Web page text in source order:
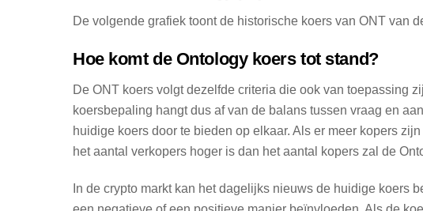
De volgende grafiek toont de historische koers van ONT van
Hoe komt de Ontology koers tot stand?
De ONT koers volgt dezelfde criteria die ook van toepassing
koersbepaling hangt dus af van de balans tussen vraag en
huidige koers door te bieden op elkaar. Als er meer kopers
het aantal verkopers hoger is dan het aantal kopers zal de
In de crypto markt kan het dagelijks nieuws de huidige koers